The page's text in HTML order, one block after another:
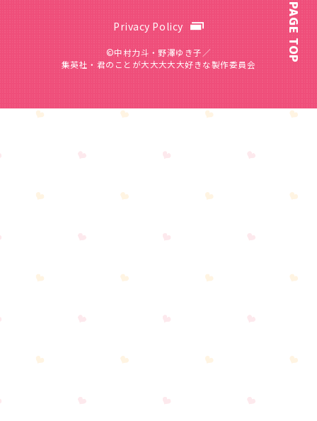
Privacy Policy
©中村力斗・野澤ゆき子／
集英社・君のことが大大大大大好きな製作委員会
PAGE TOP